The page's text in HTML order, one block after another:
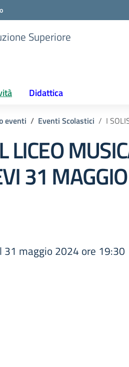
Superiore
Didattica
eventi Eventi Scolastici I
LICEO
31 MAGGIO
31 maggio 2024 ore 19:30